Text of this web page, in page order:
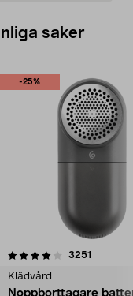
saker
-25%
3251
Klädvård
Noppborttagare
4.5av 5 stjärnor